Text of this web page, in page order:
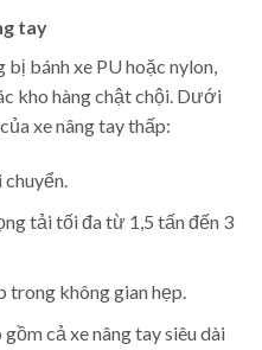
tay
bánh xe PU hoặc nylon,
kho hàng chật chội. Dưới
xe nâng tay thấp:
tải tối đa từ 1,5 tấn đến 3
trong không gian hẹp.
cả xe nâng tay siêu dài